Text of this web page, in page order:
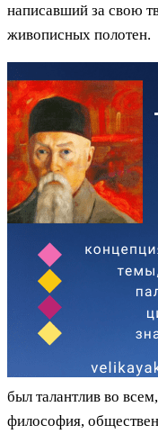
написавший за свою
живописных полотен.
был талантлив во
философия,